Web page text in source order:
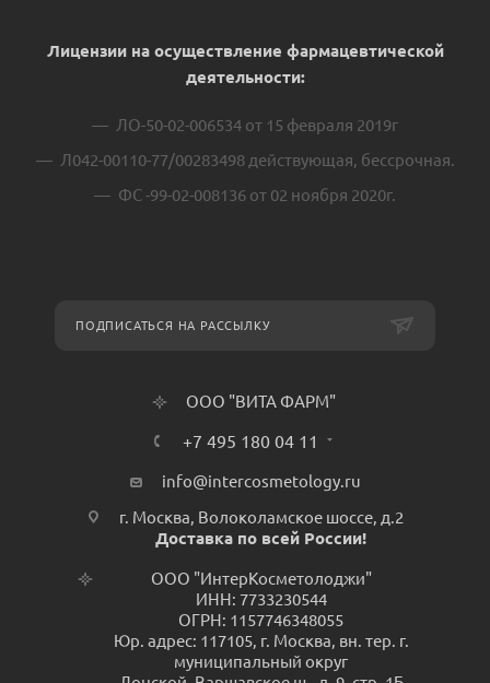
Лицензии на осуществление фармацевтической
деятельности:
ЛО-50-02-006534 от 15 февраля 2019г
Л042-00110-77/00283498 действующая, бессрочная.
ФС -99-02-008136 от 02 ноября 2020г.
ПОДПИСАТЬСЯ НА РАССЫЛКУ
ООО "ВИТА ФАРМ"
+7 495 180 04 11
info@intercosmetology.ru
г. Москва, Волоколамское шоссе, д.2
Доставка по всей России!
ООО "ИнтерКосметолоджи"
ИНН: 7733230544
ОГРН: 1157746348055
Юр. адрес: 117105, г. Москва, вн. тер. г.
муниципальный округ